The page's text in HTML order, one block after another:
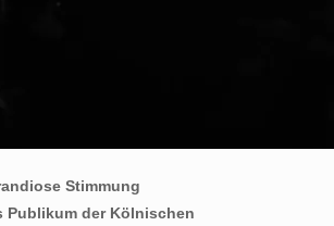
Stimmung
Publikum der Kölnischen